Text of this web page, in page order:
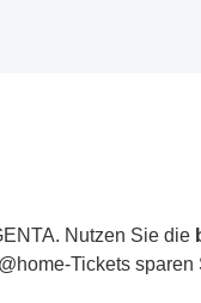
Nutzen Sie die
Tickets